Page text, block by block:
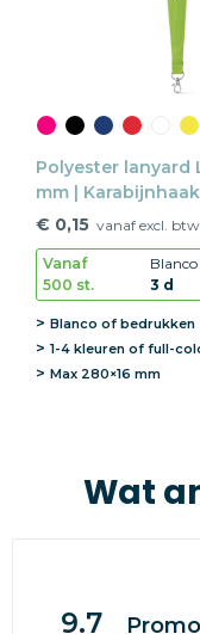
Polyester lanyard
mm | Karabijnhaak
€ 0,15 vanaf excl.
Vanaf
500 st.
Blanco
3 d
Blanco of bedrukken
1-4 kleuren of full-
Max 280×16 mm
Wat
9.7